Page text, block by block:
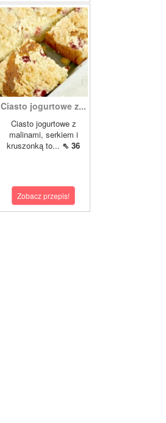
Ciasto jogurtowe z...
Ciasto jogurtowe z
malinami, serkiem i
kruszonką to... ⇖ 36
Zobacz przepis!